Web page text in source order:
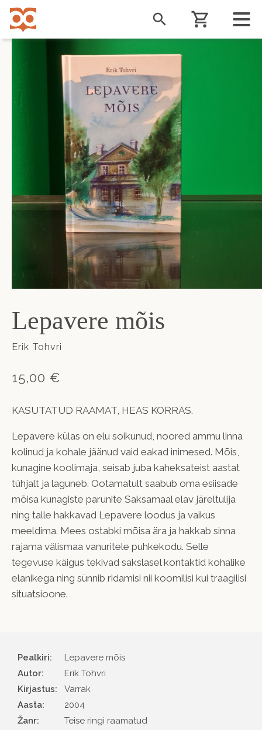
Liigu
edasi
põhisisu
juurde
Lepavere mõis
Erik Tohvri
15,00 €
KASUTATUD RAAMAT, HEAS KORRAS.
Lepavere külas on elu soikunud, noored ammu linna
kolinud ja kohale jäänud vaid eakad inimesed. Mõis,
kunagine koolimaja, seisab juba kaheksateist aastat
tühjalt ja laguneb. Ootamatult saabub oma esiisade
mõisa kunagiste parunite Saksamaal elav järeltulija
ning talle hakkavad Lepavere loodus ja vaikus
meeldima. Mees ostabki mõisa ära ja hakkab sinna
rajama välismaa vanuritele puhkekodu. Selle
tegevuse käigus tekivad sakslasel kontaktid kohalike
elanikega ning sünnib ridamisi nii koomilisi kui traagilisi
situatsioone.
Pealkiri:
Lepavere mõis
Autor
Erik Tohvri
Kirjastus
Varrak
Aasta
2004
Žanr
Teise ringi raamatud